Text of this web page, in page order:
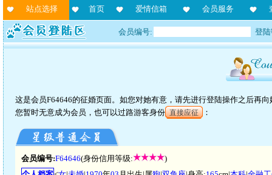
站点选择 首页 爱情信箱 会员服务
会员编号: 登
这是会员F64646的征婚页面。如您对她有意，请先进行登陆操作之后再
您暂时无意成为会员，也可以过路游客身份 直接应征 ：
会员编号:F64646(身份信用等级:
)